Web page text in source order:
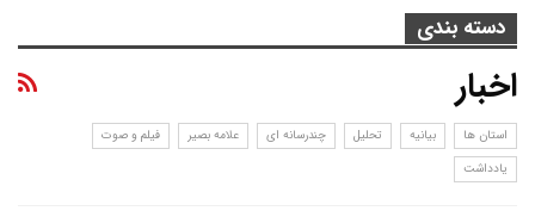
دسته بندی
اخبار
استان ها بیانیه تحلیل چندرسانه ای علامه بصیر
فیلم و صوت
یادداشت